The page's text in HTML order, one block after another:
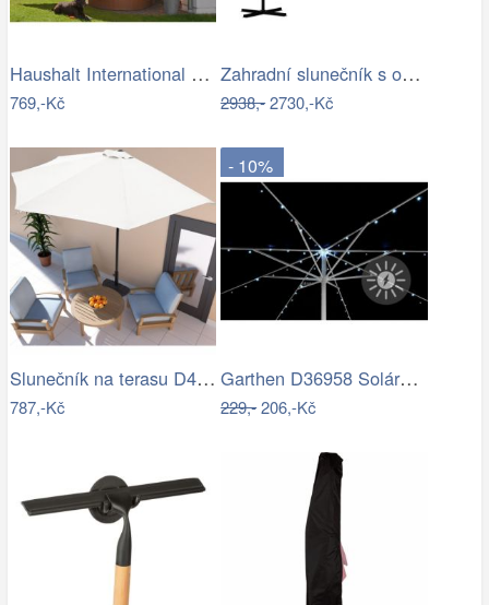
Haushalt International Stínící…
769,-Kč
Zahradní slunečník s osvětlením PL-882,…
2938,-2730,-Kč
Slunečník na terasu D4163 krémová…
787,-Kč
- 10%
Garthen D36958 Solární blikající řetěz…
229,-206,-Kč